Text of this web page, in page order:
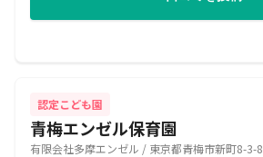
認定こども園
青梅エンゼル保育園
有限会社多摩エンゼル / 東京都青梅市新町8-3-8